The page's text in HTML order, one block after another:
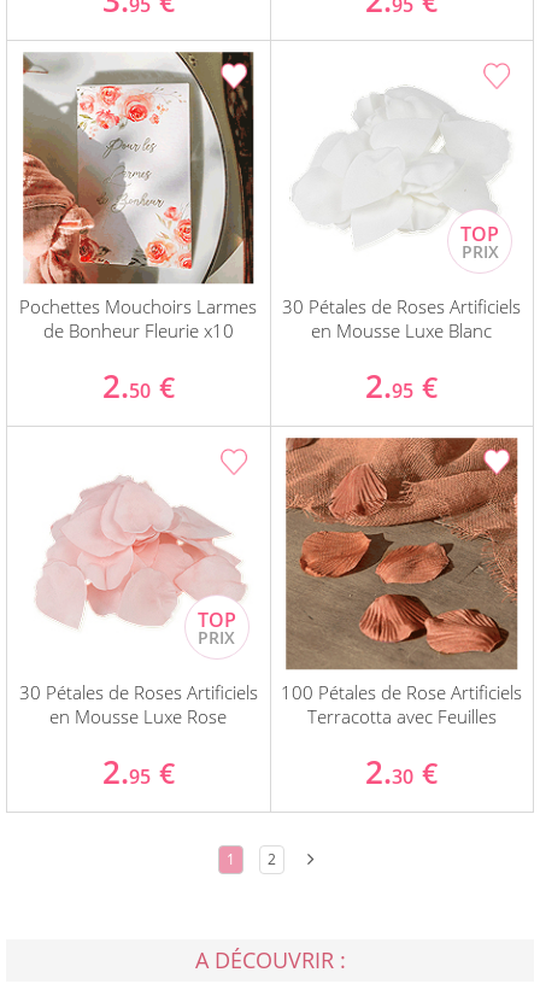
95 95
Pochettes Mouchoirs Larmes
de Bonheur Fleurie x10
2.50 €
30 Pétales de Roses Artificiels
en Mousse Luxe Blanc
2.95 €
30 Pétales de Roses Artificiels
en Mousse Luxe Rose
2.95 €
100 Pétales de Rose Artificiels
Terracotta avec Feuilles
2.30 €
1 2
A DÉCOUVRIR :